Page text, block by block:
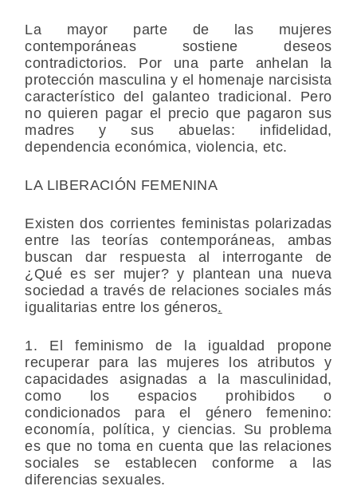
La mayor parte de las mujeres
contemporáneas sostiene deseos
contradictorios. Por una parte anhelan la
protección masculina y el homenaje narcisista
característico del galanteo tradicional. Pero
no quieren pagar el precio que pagaron sus
madres y sus abuelas: infidelidad,
dependencia económica, violencia, etc.
LA LIBERACIÓN FEMENINA
Existen dos corrientes feministas polarizadas
entre las teorías contemporáneas, ambas
buscan dar respuesta al interrogante de
¿Qué es ser mujer? y plantean una nueva
sociedad a través de relaciones sociales más
igualitarias entre los géneros.
1. El feminismo de la igualdad
propone
recuperar para las mujeres los atributos y
capacidades asignadas a la masculinidad,
como los espacios prohibidos o
condicionados para el género femenino:
economía, política, y ciencias. Su problema
es que no toma en cuenta que las relaciones
sociales se establecen conforme a las
diferencias sexuales.